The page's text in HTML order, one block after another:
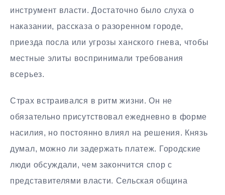
инструмент власти. Достаточно было слуха о
наказании, рассказа о разоренном городе,
приезда посла или угрозы ханского гнева, чтобы
местные элиты воспринимали требования
всерьез.
Страх встраивался в ритм жизни. Он не
обязательно присутствовал ежедневно в форме
насилия, но постоянно влиял на решения. Князь
думал, можно ли задержать платеж. Городские
люди обсуждали, чем закончится спор с
представителями власти. Сельская община